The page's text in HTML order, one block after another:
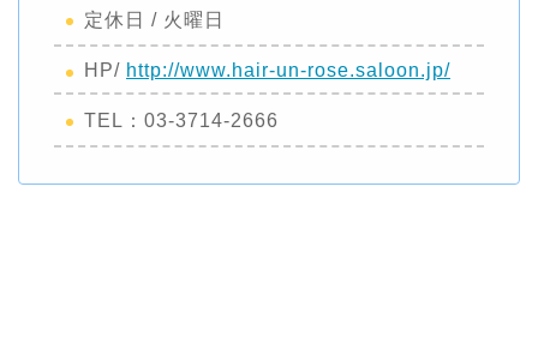
定休日 / 火曜日
HP/ http://www.hair-un-rose.saloon.jp/
TEL：03-3714-2666